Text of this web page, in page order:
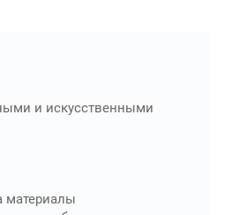
и искусственными
материалы